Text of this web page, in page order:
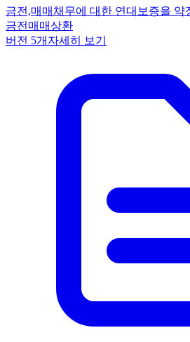
금전,매매채무에 대한 연대보증을 약
금전매매상환
버전 5개 자세히 보기